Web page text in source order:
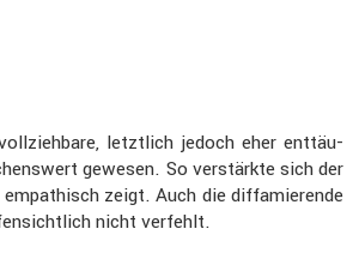
letzt­lich jedoch eher enttäu­
gewesen. So verstärkte sich der
zeigt. Auch die diffa­mie­rende
nicht verfehlt.